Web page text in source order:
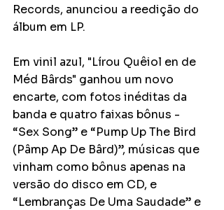
Records, anunciou a reedição do
álbum em LP.
Em vinil azul, "Lírou Quêiol en de
Méd Bârds" ganhou um novo
encarte, com fotos inéditas da
banda e quatro faixas bônus -
“Sex Song” e “Pump Up The Bird
(Pâmp Ap De Bârd)”, músicas que
vinham como bônus apenas na
versão do disco em CD, e
“Lembranças De Uma Saudade” e